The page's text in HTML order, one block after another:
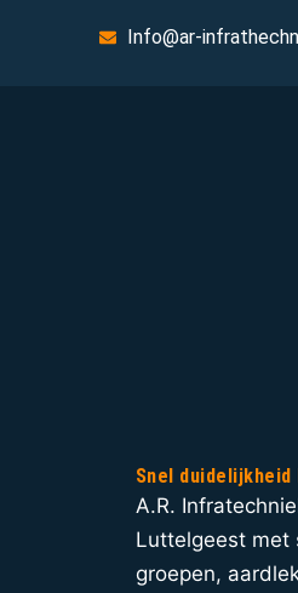
Info@ar-
Snel
A.R.
Luttelgeest met
groepen,